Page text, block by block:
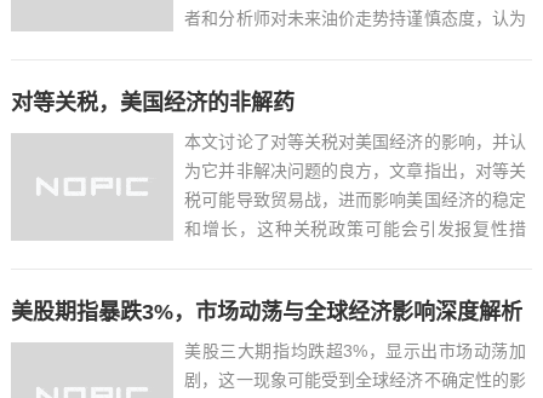
者和分析师对未来油价走势持谨慎态度，认为
此，长期来看，油价走势仍受多种因素影响，
包括全球经济增长、能源政...
对等关税，美国经济的非解药
本文讨论了对等关税对美国经济的影响，并认
为它并非解决问题的良方，文章指出，对等关
税可能导致贸易战，进而影响美国经济的稳定
和增长，这种关税政策可能会引发报复性措
应链，影响美国企业的竞争力，文章认为，对
等关税并非解决美国经济...
美股期指暴跌3%，市场动荡与全球经济影响深度解析
美股三大期指均跌超3%，显示出市场动荡加
剧，这一现象可能受到全球经济不确定性的影